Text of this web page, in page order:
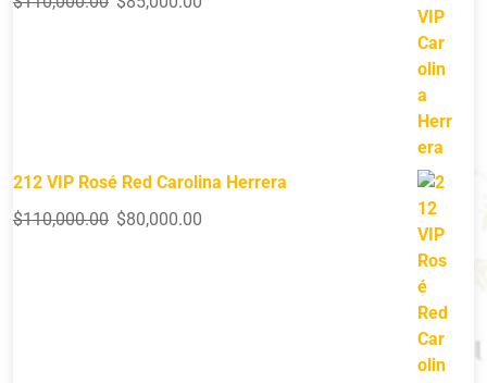
212 VIP Rosé Red Carolina Herrera
$110,000.00 $80,000.00